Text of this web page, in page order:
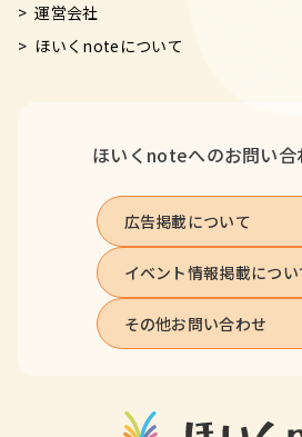
運営会社
ほいくnoteについて
ほいくnoteへのお問い
広告掲載について
イベント情報掲載につい
その他お問い合わせ